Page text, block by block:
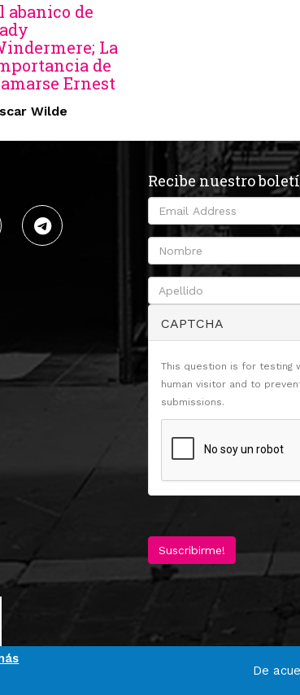
abanico de
La
de
Ernest
Wilde
Recibe nuestro
CAPTCHA
This question is for testing
human visitor and to
submissions.
Suscribirme!
De